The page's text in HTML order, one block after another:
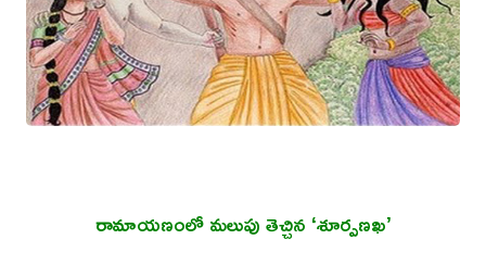
రామాయణంలో మలుపు తెచ్చిన ‘శూర్పణఖ’